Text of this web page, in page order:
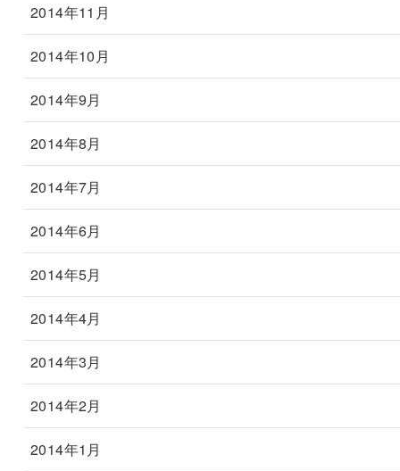
2014年11月
2014年10月
2014年9月
2014年8月
2014年7月
2014年6月
2014年5月
2014年4月
2014年3月
2014年2月
2014年1月